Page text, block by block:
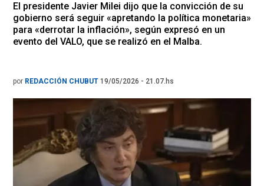
El presidente Javier Milei dijo que la convicción de su
gobierno será seguir «apretando la política monetaria»
para «derrotar la inflación», según expresó en un
evento del VALO, que se realizó en el Malba.
por REDACCIÓN CHUBUT 19/05/2026 - 21.07.hs